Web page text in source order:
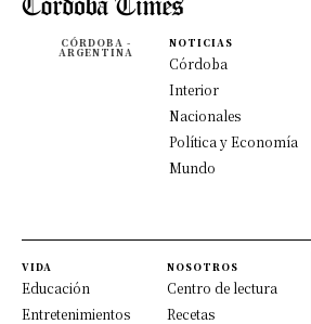
CÓRDOBA -
ARGENTINA
NOTICIAS
Córdoba
Interior
Nacionales
Política y Economía
Mundo
VIDA
Educación
Entretenimientos
NOSOTROS
Centro de lectura
Recetas